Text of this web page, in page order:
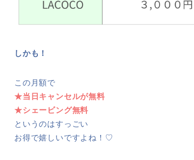
しかも！
この月額で
★当日キャンセルが無料
★シェービング無料
というのはすっごい
お得で嬉しいですよね！♡